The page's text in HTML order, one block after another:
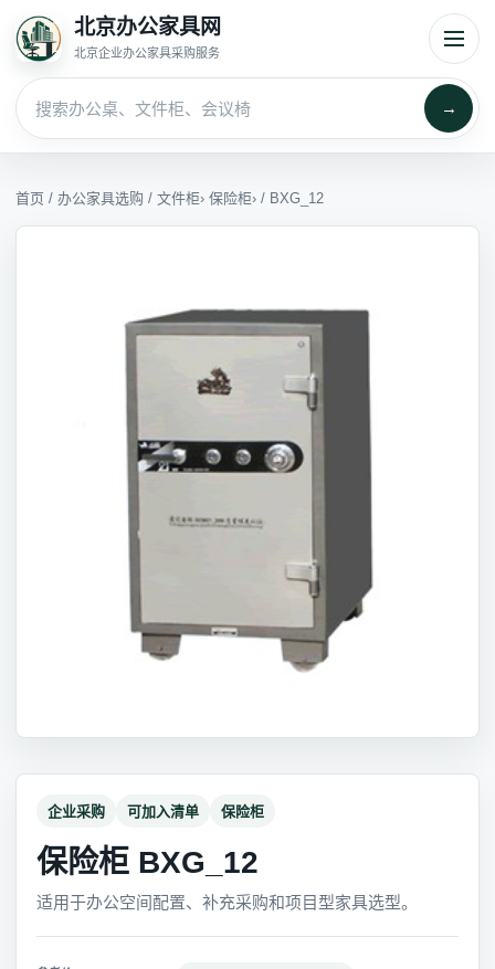
北京办公家具网
北京企业办公家具采购服务
→
首页 / 办公家具选购 / 文件柜› 保险柜› / BXG_12
企业采购 可加入清单 保险柜
保险柜 BXG_12
适用于办公空间配置、补充采购和项目型家具选型。